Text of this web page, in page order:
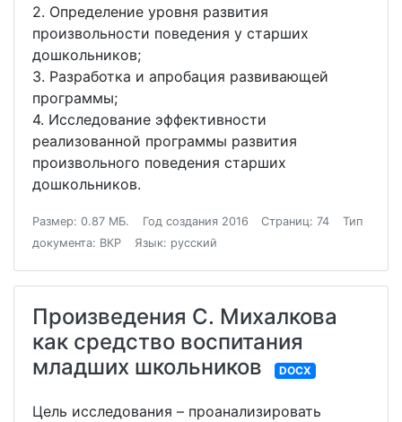
2. Определение уровня развития
произвольности поведения у старших
дошкольников;
3. Разработка и апробация развивающей
программы;
4. Исследование эффективности
реализованной программы развития
произвольного поведения старших
дошкольников.
Размер: 0.87 МБ. Год создания 2016 Страниц: 74
Тип
документа: ВКР
Язык: русский
Произведения С. Михалкова
как средство воспитания
младших школьников
DOCX
Цель исследования – проанализировать